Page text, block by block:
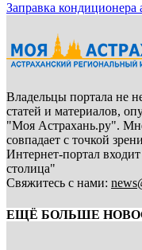
Заправка
Владельцы портала не
статей и материалов,
"Моя Астрахань.ру".
совпадает с точкой
Интернет-портал
столица"
Свяжитесь с нами:
ЕЩЁ БОЛЬШЕ